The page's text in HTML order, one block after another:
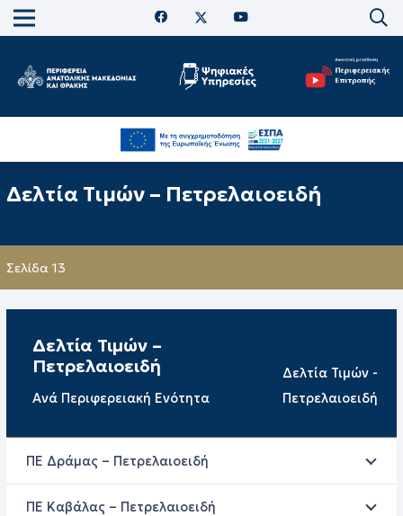
Δελτία Τιμών – Πετρελαιοειδή
Σελίδα 13
Δελτία Τιμών –
Πετρελαιοειδή
Ανά Περιφερειακή Ενότητα
Δελτία Τιμών -
Πετρελαιοειδή
ΠΕ Δράμας – Πετρελαιοειδή
ΠΕ Καβάλας – Πετρελαιοειδή